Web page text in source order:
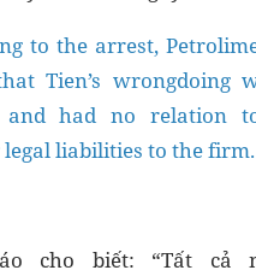
to the arrest,
Tien’s wrongdoing
and had no relation
legal liabilities to the firm.
cho biết: “Tất cả